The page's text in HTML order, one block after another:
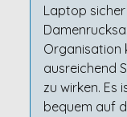
Laptop
Organisation
ausreichend
zu wirken. Es
bequem auf